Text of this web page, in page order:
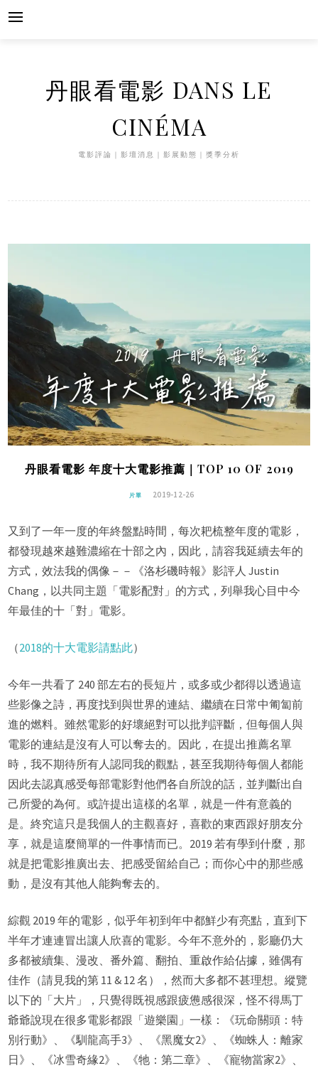
Skip
丹眼看電影 DANS LE
CINÉMA
電影評論｜影壇消息｜影展動態｜獎季分析
丹眼看電影 年度十大電影推薦｜TOP 10 OF 2019
片單 2019-12-26
又到了一年一度的年終盤點時間，每次耙梳整年度的電影，
都發現越來越難濃縮在十部之內，因此，請容我延續去年的
方式，效法我的偶像－－《洛杉磯時報》影評人 Justin
Chang，以共同主題「電影配對」的方式，列舉我心目中今
年最佳的十「對」電影。
（2018的十大電影請點此）
今年一共看了 240 部左右的長短片，或多或少都得以透過這
些影像之詩，再度找到與世界的連結、繼續在日常中匍匐前
進的燃料。雖然電影的好壞絕對可以批判評斷，但每個人與
電影的連結是沒有人可以奪去的。因此，在提出推薦名單
時，我不期待所有人認同我的觀點，甚至我期待每個人都能
因此去認真感受每部電影對他們各自所說的話，並判斷出自
己所愛的為何。或許提出這樣的名單，就是一件有意義的
是。終究這只是我個人的主觀喜好，喜歡的東西跟好朋友分
享，就是這麼簡單的一件事情而已。2019 若有學到什麼，那
就是把電影推廣出去、把感受留給自己；而你心中的那些感
動，是沒有其他人能夠奪去的。
綜觀 2019 年的電影，似乎年初到年中都鮮少有亮點，直到下
半年才連連冒出讓人欣喜的電影。今年不意外的，影廳仍大
多都被續集、漫改、番外篇、翻拍、重啟作給佔據，雖偶有
佳作（請見我的第 11 & 12 名），然而大多都不甚理想。縱覽
以下的「大片」，只覺得既視感跟疲憊感很深，怪不得馬丁
爺爺說現在很多電影都跟「遊樂園」一樣：《玩命關頭：特
別行動》、《馴龍高手3》、《黑魔女2》、《蜘蛛人：離家
日》、《冰雪奇緣2》、《牠：第二章》、《寵物當家2》、